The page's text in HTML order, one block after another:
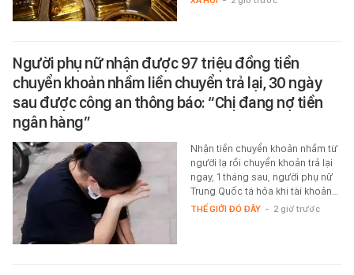
Người phụ nữ nhận được 97 triệu đồng tiền
chuyển khoản nhầm liền chuyển trả lại, 30 ngày
sau được công an thông báo: “Chị đang nợ tiền
ngân hàng”
Nhận tiền chuyển khoản nhầm từ
người lạ rồi chuyển khoản trả lại
ngay, 1 tháng sau, người phụ nữ
Trung Quốc tá hỏa khi tài khoản…
THẾ GIỚI ĐÓ ĐÂY - 2 giờ trước